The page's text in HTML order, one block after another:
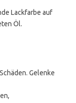
Lackfarbe auf
Öl.
Gelenke